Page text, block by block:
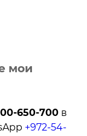
мои
650-700 в
+972-54-